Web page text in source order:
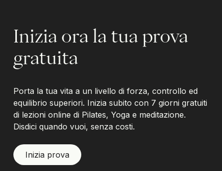
Inizia ora la tua prova
gratuita
Porta la tua vita a un livello di forza, controllo ed
equilibrio superiori. Inizia subito con 7 giorni gratuiti
di lezioni online di Pilates, Yoga e meditazione.
Disdici quando vuoi, senza costi.
Inizia prova